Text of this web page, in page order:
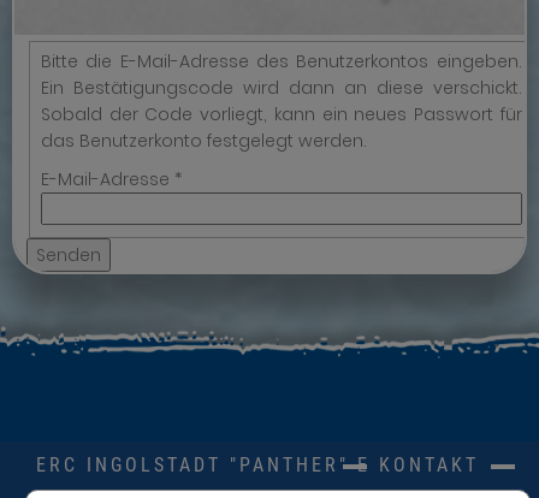
Bitte die E-Mail-Adresse des Benutzerkontos eingeben.
Ein Bestätigungscode wird dann an diese verschickt.
Sobald der Code vorliegt, kann ein neues Passwort für
das Benutzerkonto festgelegt werden.
E-Mail-Adresse *
Senden
ERC INGOLSTADT "PANTHER" E.V.KONTAKT